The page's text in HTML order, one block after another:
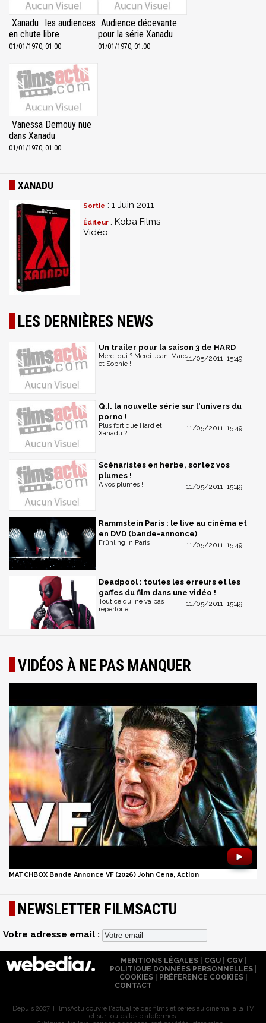
Xanadu : les audiences
en chute libre
01/01/1970, 01:00
Audience décevante
pour la série Xanadu
01/01/1970, 01:00
Vanessa Demouy nue
dans Xanadu
01/01/1970, 01:00
XANADU
Sortie : 1 Juin 2011
Éditeur : Koba Films
Vidéo
LES DERNIÈRES NEWS
Un trailer pour la saison 3 de HARD
11/05/2011, 15:49
Merci qui ? Merci Jean-Marc
et Sophie !
Q.I. la nouvelle série sur l'univers du
porno !
11/05/2011, 15:49
Plus fort que Hard et
Xanadu ?
Scénaristes en herbe, sortez vos
plumes !
11/05/2011, 15:49
A vos plumes !
Rammstein Paris : le live au cinéma et
en DVD (bande-annonce)
11/05/2011, 15:49
Frühling in Paris
Deadpool : toutes les erreurs et les
gaffes du film dans une vidéo !
11/05/2011, 15:49
Tout ce qui ne va pas
répertorié !
VIDÉOS À NE PAS MANQUER
►
MATCHBOX Bande Annonce VF (2026) John Cena, Action
NEWSLETTER FILMSACTU
Votre adresse email :
MENTIONS LÉGALES| CGU| CGV|
POLITIQUE DONNÉES PERSONNELLES
COOKIES
PRÉFÉRENCE COOKIES
CONTACT
Depuis 2007, FilmsActu couvre l'actualité des films et séries au cinéma, à la TV
et sur toutes les plateformes.